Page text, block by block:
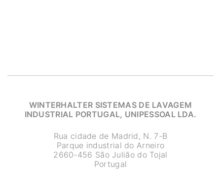
WINTERHALTER SISTEMAS DE LAVAGEM
INDUSTRIAL PORTUGAL, UNIPESSOAL LDA.
Rua cidade de Madrid, N. 7-B
Parque industrial do Arneiro
2660-456 São Julião do Tojal
Portugal